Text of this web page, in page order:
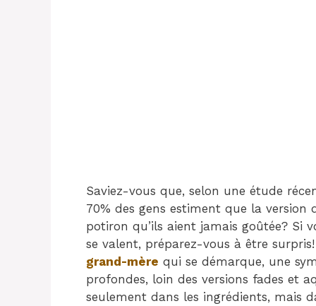
Saviez-vous que, selon une étude
70% des gens estiment que la
potiron qu’ils aient jamais goûtée? Si
se valent, préparez-vous à être
grand-mère qui se démarque, une
profondes, loin des versions fades et
seulement dans les ingrédients, mais